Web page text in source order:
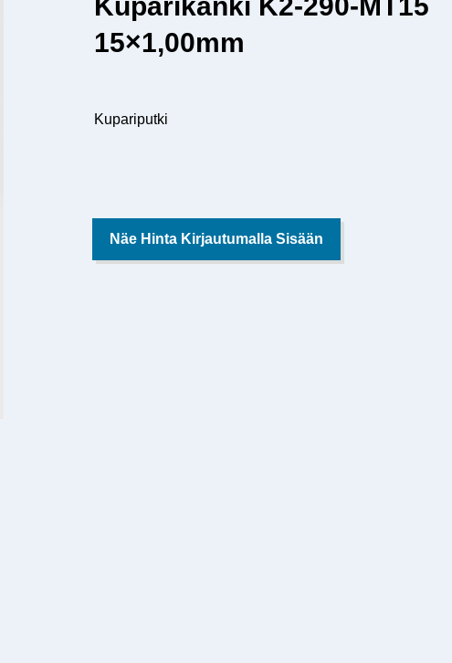
15×1,00mm
Kupariputki
Näe Hinta Kirjautumalla Sisään